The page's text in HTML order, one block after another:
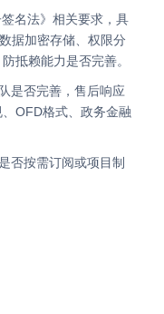
名法》相关要求，具
据加密存储、权限分
抵赖能力是否完善。
是否完善，售后响应
OFD格式、政务金融
否按需订阅或项目制